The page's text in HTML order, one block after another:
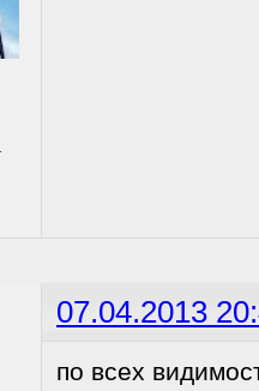
07.04.2013
по всех